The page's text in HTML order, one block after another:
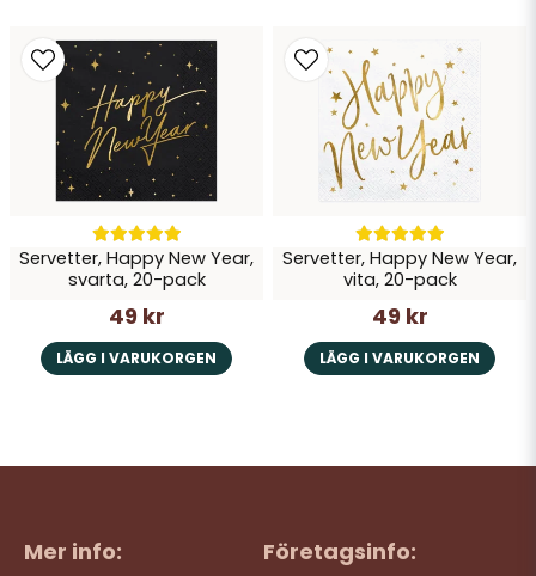
Servetter, Happy New Year,
svarta, 20-pack
49 kr
LÄGG I VARUKORGEN
Servetter, Happy New Year,
vita, 20-pack
49 kr
LÄGG I VARUKORGEN
Mer info: Företagsinfo: